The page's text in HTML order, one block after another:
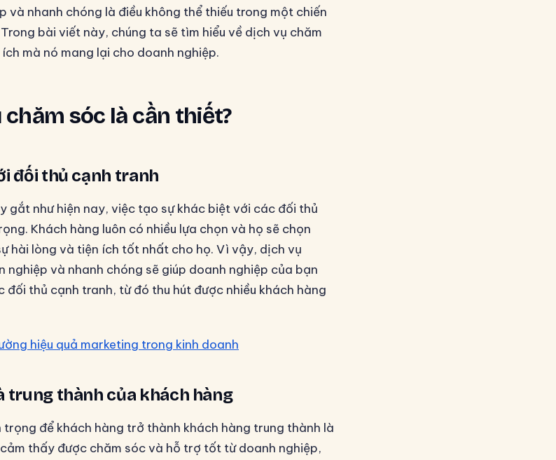
và nhanh chóng là điều không thể thiếu trong một chiến
bài viết này, chúng ta sẽ tìm hiểu về dịch vụ chăm
mà nó mang lại cho doanh nghiệp.
chăm sóc là cần thiết?
đối thủ cạnh tranh
gắt như hiện nay, việc tạo sự khác biệt với các đối thủ
Khách hàng luôn có nhiều lựa chọn và họ sẽ chọn
hài lòng và tiện ích tốt nhất cho họ. Vì vậy, dịch vụ
nghiệp và nhanh chóng sẽ giúp doanh nghiệp của bạn
đối thủ cạnh tranh, từ đó thu hút được nhiều khách hàng
hiệu quả marketing trong kinh doanh
trung thành của khách hàng
để khách hàng trở thành khách hàng trung thành là
thấy được chăm sóc và hỗ trợ tốt từ doanh nghiệp,